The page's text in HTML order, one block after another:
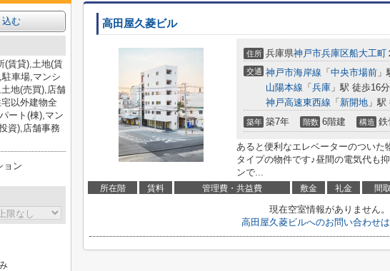
高田屋久菱ビル
住所 兵庫県神戸市兵庫区船大工町
交通 神戸市海岸線 「 中央市場前
山陽本線 「 兵庫 」駅 徒歩16分
神戸高速東西線 「 新開地 」
築年 築7年 階数 6階建 構造 鉄
あると便利なエレベーターのついた
タイプの物件です♪昼間の電気代も
ンで...
所在階 賃料 管理費・共益費 敷金 礼金 間
現在空室情報がありません。
高田屋久菱ビルへのお問い合わせ
む
(賃貸),土地(賃
車場,マンシ
地(売買),店舗
以外建物全
ート(棟),マン
資),店舗事務
ョン